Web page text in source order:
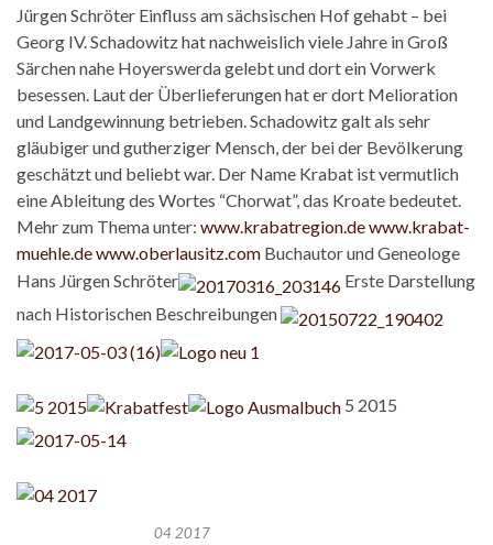
Jürgen Schröter Einfluss am sächsischen Hof gehabt – bei
Georg IV. Schadowitz hat nachweislich viele Jahre in Groß
Särchen nahe Hoyerswerda gelebt und dort ein Vorwerk
besessen. Laut der Überlieferungen hat er dort Melioration
und Landgewinnung betrieben. Schadowitz galt als sehr
gläubiger und gutherziger Mensch, der bei der Bevölkerung
geschätzt und beliebt war. Der Name Krabat ist vermutlich
eine Ableitung des Wortes “Chorwat”, das Kroate bedeutet.
Mehr zum Thema unter: www.krabatregion.de www.krabat-
muehle.de www.oberlausitz.com Buchautor und Geneologe
Hans Jürgen Schröter
Erste Darstellung
nach Historischen Beschreibungen
5 2015
04 2017